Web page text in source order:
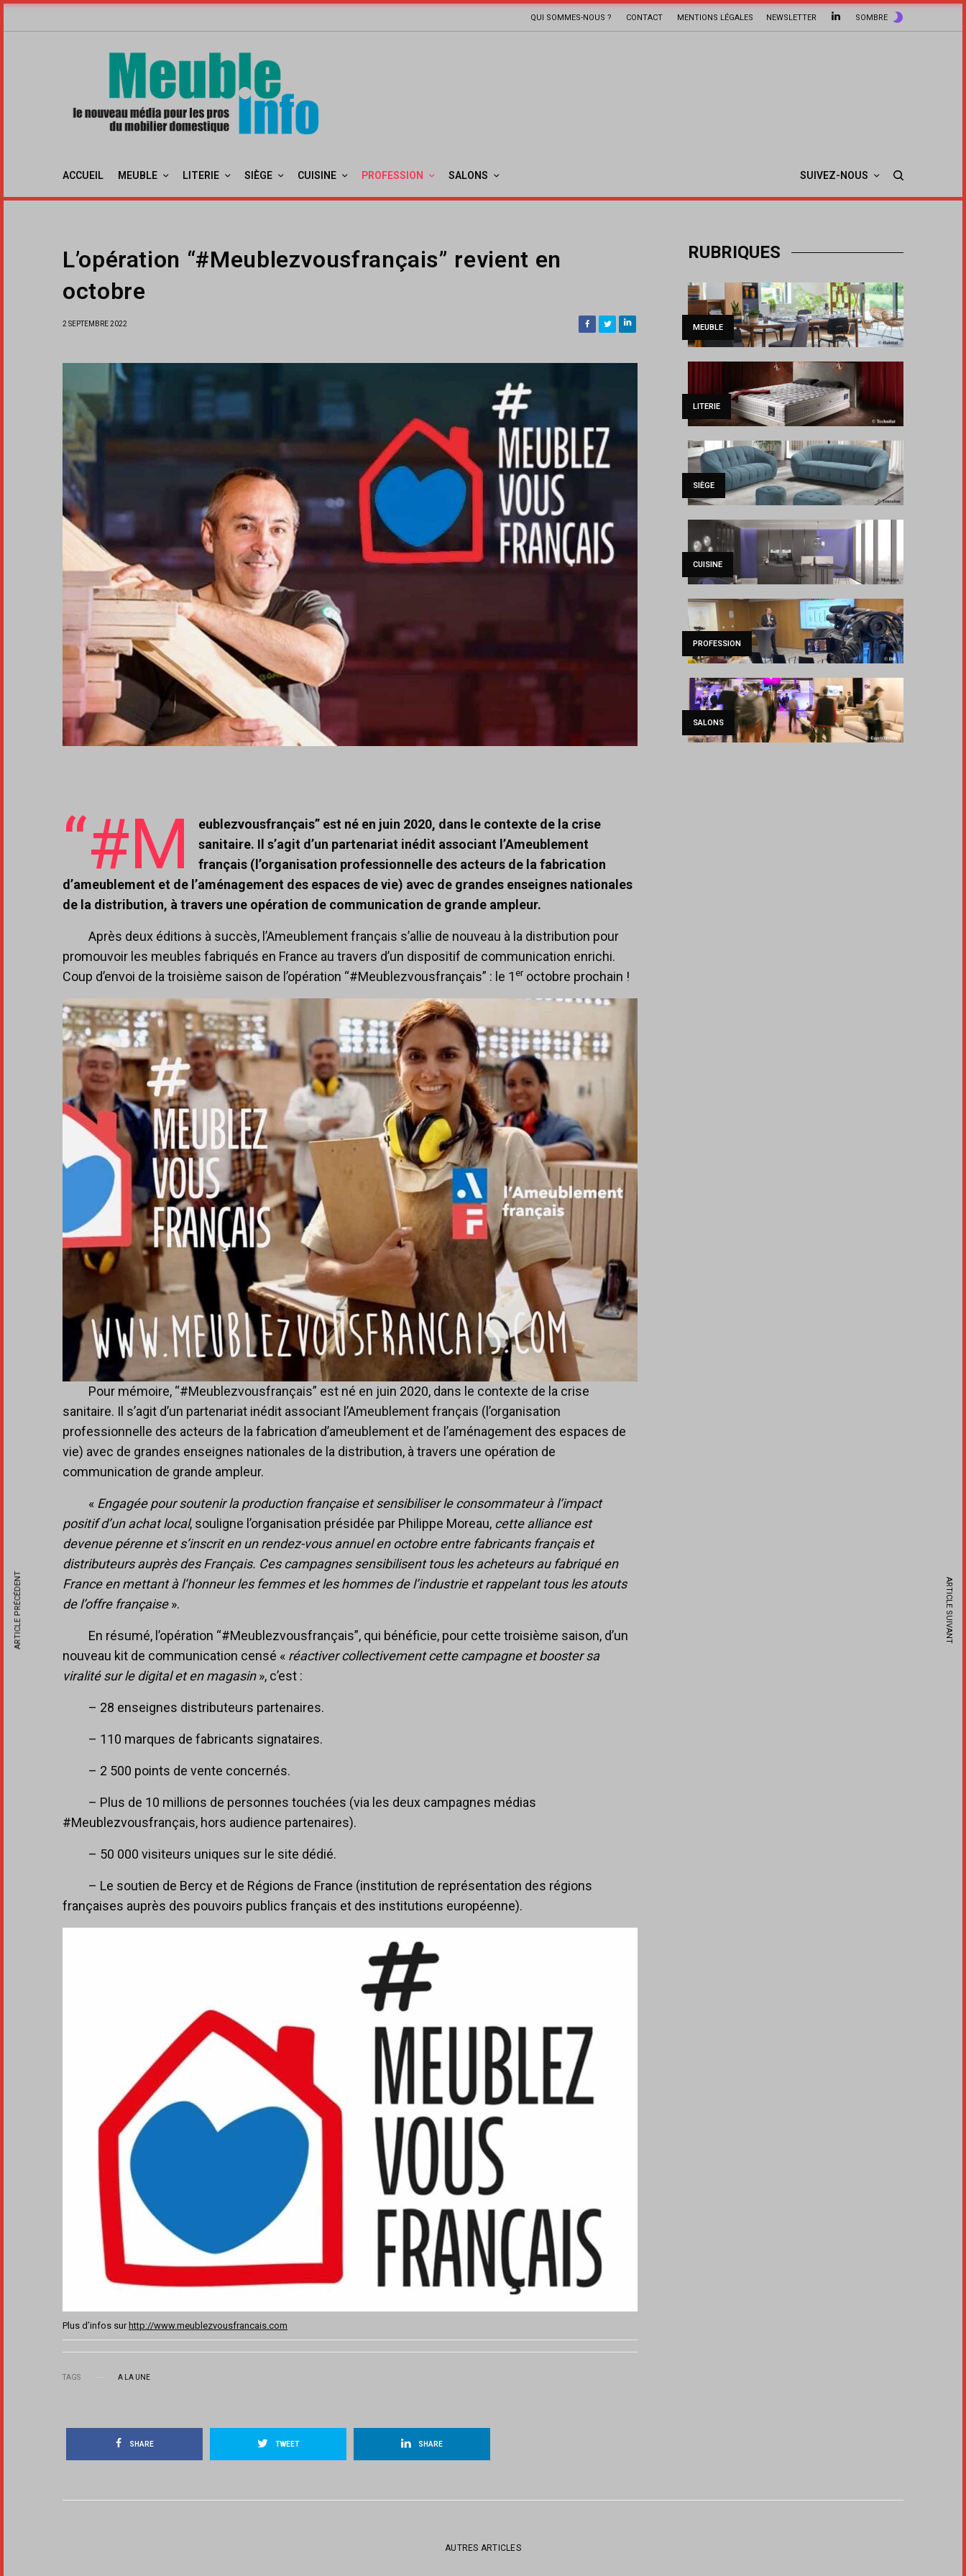
QUI SOMMES-NOUS ? CONTACT MENTIONS LÉGALES NEWSLETTER SOMBRE
ACCUEIL MEUBLE LITERIE SIÈGE CUISINE PROFESSION SALONS SUIVEZ-NOUS
L’opération “#Meublezvousfrançais” revient en
octobre
2 SEPTEMBRE 2022
“#M
eublezvousfrançais” est né en juin 2020, dans le contexte de la crise
sanitaire. Il s’agit d’un partenariat inédit associant l’Ameublement
français (l’organisation professionnelle des acteurs de la fabrication
d’ameublement et de l’aménagement des espaces de vie) avec de grandes enseignes nationales
de la distribution, à travers une opération de communication de grande ampleur.
Après deux éditions à succès, l’Ameublement français s’allie de nouveau à la distribution pour
promouvoir les meubles fabriqués en France au travers d’un dispositif de communication enrichi.
Coup d’envoi de la troisième saison de l’opération “#Meublezvousfrançais” : le 1eroctobre prochain !
Pour mémoire, “#Meublezvousfrançais” est né en juin 2020, dans le contexte de la crise
sanitaire. Il s’agit d’un partenariat inédit associant l’Ameublement français (l’organisation
professionnelle des acteurs de la fabrication d’ameublement et de l’aménagement des espaces de
vie) avec de grandes enseignes nationales de la distribution, à travers une opération de
communication de grande ampleur.
« Engagée pour soutenir la production française et sensibiliser le consommateur à l‘impact
positif d’un achat local, souligne l’organisation présidée par Philippe Moreau, cette alliance est
devenue pérenne et s’inscrit en un rendez-vous annuel en octobre entre fabricants français et
distributeurs auprès des Français. Ces campagnes sensibilisent tous les acheteurs au fabriqué en
France en mettant à l’honneur les femmes et les hommes de l’industrie et rappelant tous les atouts
de l’offre française».
En résumé, l’opération “#Meublezvousfrançais”, qui bénéficie, pour cette troisième saison, d’un
nouveau kit de communication censé « réactiver collectivement cette campagne et booster sa
viralité sur le digital et en magasin», c’est :
– 28 enseignes distributeurs partenaires.
– 110 marques de fabricants signataires.
– 2 500 points de vente concernés.
– Plus de 10 millions de personnes touchées (via les deux campagnes médias
#Meublezvousfrançais, hors audience partenaires).
– 50 000 visiteurs uniques sur le site dédié.
– Le soutien de Bercy et de Régions de France (institution de représentation des régions
françaises auprès des pouvoirs publics français et des institutions européenne).
Plus d’infos sur http://www.meublezvousfrancais.com
TAGS A LA UNE
SHARE TWEET SHARE
RUBRIQUES
MEUBLE
LITERIE
SIÈGE
CUISINE
PROFESSION
SALONS
ARTICLE PRÉCÉDENT ARTICLE SUIVANT
AUTRES ARTICLES